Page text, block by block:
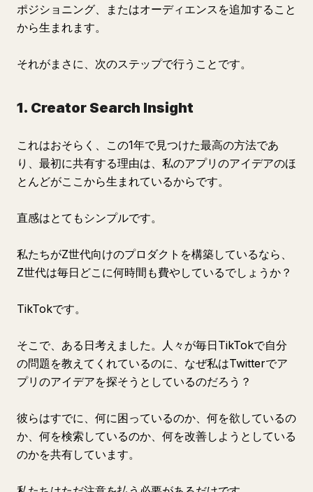
ポジショニング、またはオーディエンスを追加すること
から生まれます。
それがまさに、次のステップで行うことです。
1. Creator Search Insight
これはおそらく、この1年で見つけた最高の方法であ
り、最初に共有する理由は、私のアプリのアイデアのほ
とんどがここから生まれているからです。
直感はとてもシンプルです。
私たちがZ世代向けのプロダクトを構築しているなら、
Z世代は毎日どこに何時間も費やしているでしょうか？
TikTokです。
そこで、ある日考えました。人々が毎日TikTokで自分
の問題を教えてくれているのに、なぜ私はTwitterでア
プリのアイデアを探そうとしているのだろう？
彼らはすでに、何に困っているのか、何を欲しているの
か、何を検索しているのか、何を改善しようとしている
のかを共有しています。